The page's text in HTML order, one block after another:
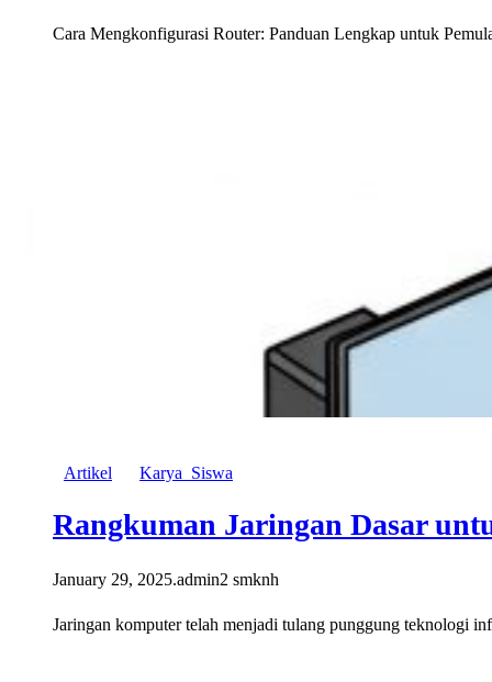
Cara Mengkonfigurasi Router: Panduan Lengkap untuk
Artikel Karya_Siswa
Rangkuman Jaringan Dasar
January 29, 2025.admin2 smknh
Jaringan komputer telah menjadi tulang punggung teknologi